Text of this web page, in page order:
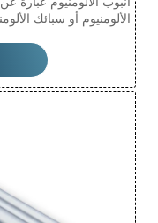
الألومنيوم أو سبائك
السيارات والفضاء
السوائل، بينما تضمن
يتميز بسهولة استخدامه،